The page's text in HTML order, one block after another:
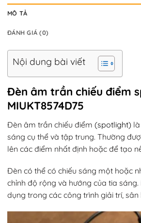
MÔ TẢ
ĐÁNH GIÁ (0)
Nội dung bài viết
Đèn âm trần chiếu điểm
MIUKT8574D75
Đèn âm trần chiếu điểm (spotlight)
sáng cụ thể và tập trung. Thường
lên các điểm nhất định hoặc để tạo
Đèn có thể có chiếu sáng một hoặc
chỉnh độ rộng và hướng của tia
dụng trong các công trình giải trí, sân